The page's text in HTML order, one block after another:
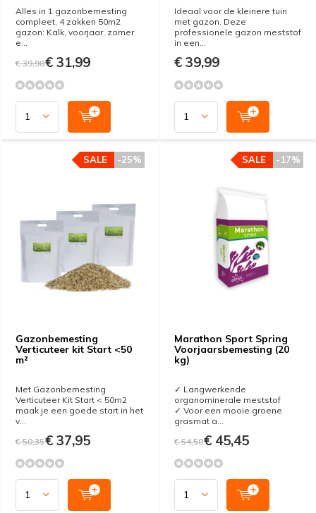
Alles in 1 gazonbemesting
compleet, 4 zakken 50m2
gazon: Kalk, voorjaar, zomer
e...
€ 39,98€ 31,99
Ideaal voor de kleinere tuin
met gazon. Deze
professionele gazon meststof
in een...
€ 39,99
Gazonbemesting
Verticuteer kit Start <50
m²
-25%
SALE
Met Gazonbemesting
Verticuteer Kit Start < 50m2
maak je een goede start in het
v...
€ 50,35€ 37,95
Marathon Sport Spring
Voorjaarsbemesting (20
kg)
-17%
SALE
✓ Langwerkende
organominerale meststof
✓ Voor een mooie groene
grasmat a...
€ 54,50€ 45,45